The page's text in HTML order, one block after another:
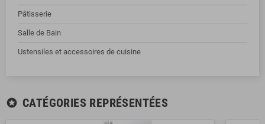
Pâtisserie
Salle de Bain
Ustensiles et accessoires de cuisine
stars CATÉGORIES REPRÉSENTÉES